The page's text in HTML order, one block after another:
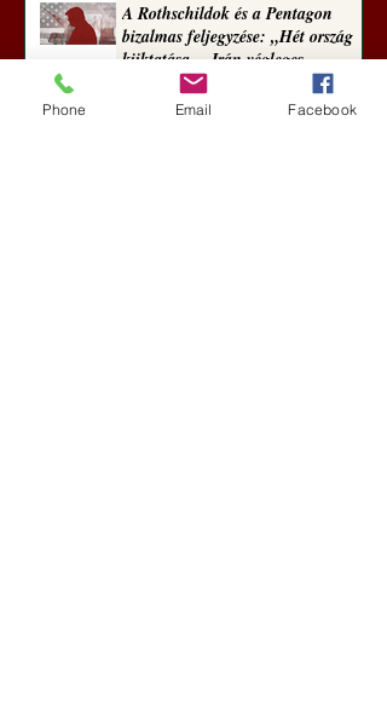
A Rothschildok és a Pentagon
bizalmas feljegyzése: „Hét ország
kiiktatása… Irán végleges
legyőzése”
Új Történelem
Phone Email Facebook